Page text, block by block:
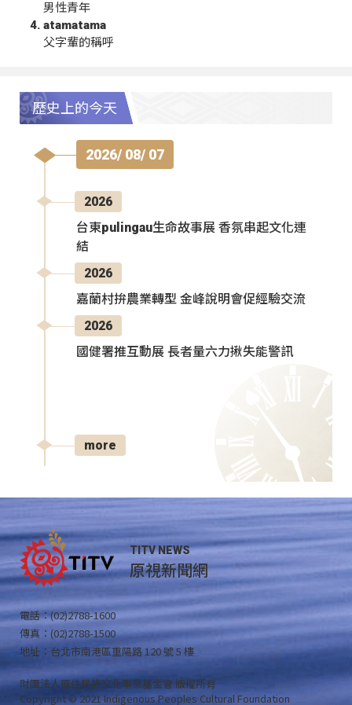
男性青年
atamatama
父字輩的稱呼
歷史上的今天
2026/ 08/ 07
2026
台東pulingau生命故事展 香氛串起文化連
結
2026
嘉蘭村拚農業轉型 金峰說明會促經驗交流
2026
國健署推互動展 長者量六力揪失能警訊
more
TITV NEWS
原視新聞網
電話：(02)2788-1600
傳真：(02)2788-1500
地址：台北市南港區重陽路 120 號 5 樓
財團法人原住民族文化事業基金會 版權所有
Copyright © 2021 Indigenous Peoples Cultural Foundation